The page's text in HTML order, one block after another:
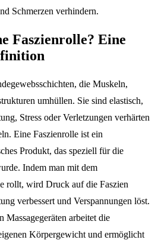
Schmerzen verhindern.
Faszienrolle? Eine
die Muskeln,
umhüllen. Sie sind elastisch,
Stress oder Verletzungen verhärten
Eine Faszienrolle ist ein
Produkt, das speziell für die
Indem man mit dem
rollt, wird Druck auf die Faszien
verbessert und Verspannungen löst.
Massagegeräten arbeitet die
Körpergewicht und ermöglicht